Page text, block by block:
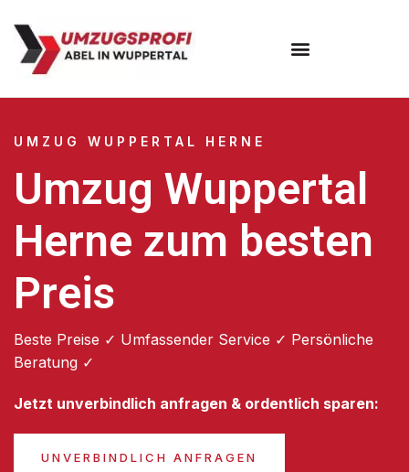
UMZUG WUPPERTAL HERNE
Umzug Wuppertal
Herne zum besten
Preis
Beste Preise ✓ Umfassender Service ✓ Persönliche
Beratung ✓
Jetzt unverbindlich anfragen & ordentlich sparen:
UNVERBINDLICH ANFRAGEN